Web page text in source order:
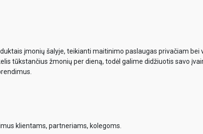
įmonių šalyje, teikianti maitinimo paslaugas privačiam
tūkstančius žmonių per dieną, todėl galime didžiuotis savo
klientams, partneriams, kolegoms.